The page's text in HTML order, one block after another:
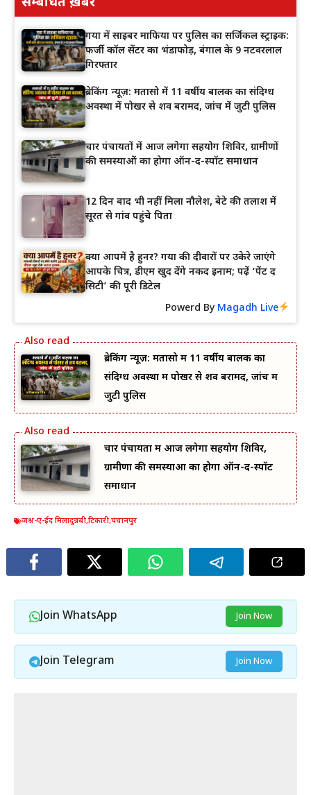
गया में साइबर माफिया पर पुलिस का सर्जिकल स्ट्राइक:
फर्जी कॉल सेंटर का भंडाफोड़, बंगाल के 9 नटवरलाल
गिरफ्तार
ब्रेकिंग न्यूज़: मतासो में 11 वर्षीय बालक का संदिग्ध
अवस्था में पोखर से शव बरामद, जांच में जुटी पुलिस
चार पंचायतों में आज लगेगा सहयोग शिविर, ग्रामीणों
की समस्याओं का होगा ऑन-द-स्पॉट समाधान
12 दिन बाद भी नहीं मिला नौलेश, बेटे की तलाश में
सूरत से गांव पहुंचे पिता
क्या आपमें है हुनर? गया की दीवारों पर उकेरे जाएंगे
आपके चित्र, डीएम खुद देंगे नकद इनाम; पढ़ें ‘पेंट द
सिटी’ की पूरी डिटेल
Powerd By Magadh Live
ब्रेकिंग न्यूज़: मतासो में 11 वर्षीय बालक का
संदिग्ध अवस्था में पोखर से शव बरामद, जांच में
जुटी पुलिस
चार पंचायतों में आज लगेगा सहयोग शिविर,
ग्रामीणों की समस्याओं का होगा ऑन-द-स्पॉट
समाधान
जश्न-ए-ईद मिलादुन्नबी,टिकारी,पंचानपुर
Join WhatsApp Join Now
Join Telegram Join Now